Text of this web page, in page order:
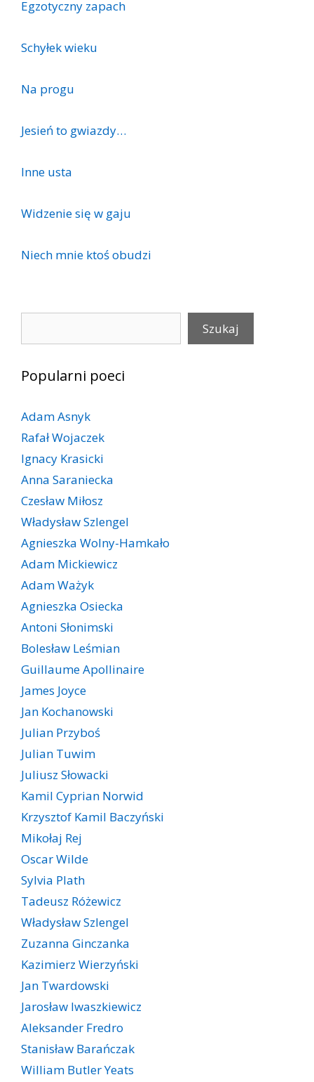
Egzotyczny zapach
Schyłek wieku
Na progu
Jesień to gwiazdy…
Inne usta
Widzenie się w gaju
Niech mnie ktoś obudzi
Szukaj
Popularni poeci
Adam Asnyk
Rafał Wojaczek
Ignacy Krasicki
Anna Saraniecka
Czesław Miłosz
Władysław Szlengel
Agnieszka Wolny-Hamkało
Adam Mickiewicz
Adam Ważyk
Agnieszka Osiecka
Antoni Słonimski
Bolesław Leśmian
Guillaume Apollinaire
James Joyce
Jan Kochanowski
Julian Przyboś
Julian Tuwim
Juliusz Słowacki
Kamil Cyprian Norwid
Krzysztof Kamil Baczyński
Mikołaj Rej
Oscar Wilde
Sylvia Plath
Tadeusz Różewicz
Władysław Szlengel
Zuzanna Ginczanka
Kazimierz Wierzyński
Jan Twardowski
Jarosław Iwaszkiewicz
Aleksander Fredro
Stanisław Barańczak
William Butler Yeats